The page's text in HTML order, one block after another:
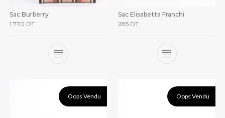
Sac Burberry
1 770 DT
Sac Elisabetta Franchi
285 DT
Oops Vendu Oops Vendu